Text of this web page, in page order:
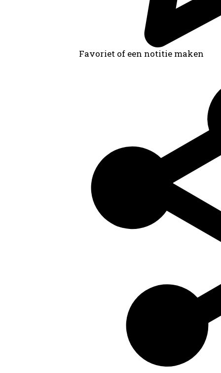
Favoriet of een notitie maken